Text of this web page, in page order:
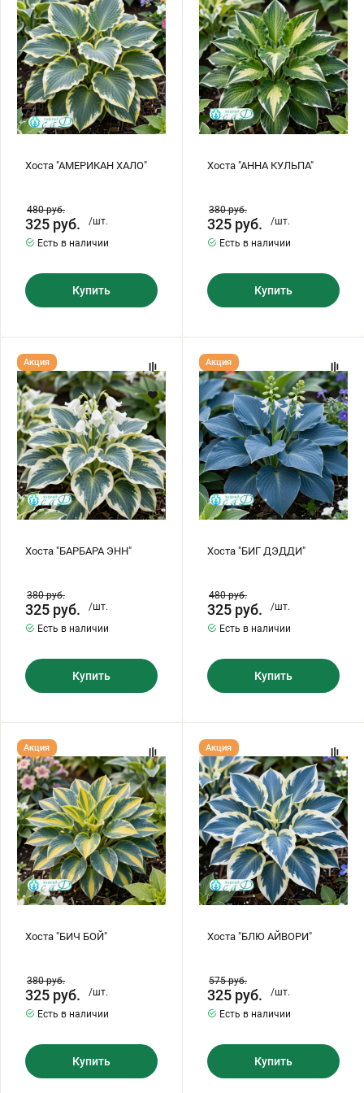
Хризантемы саженцы
Зелень и пряные травы
Хоста "АМЕРИКАН ХАЛО"
480руб.
325 руб.
/шт.
Есть в наличии
Купить
Хоста "АННА КУЛЬПА"
380руб.
325 руб.
/шт.
Есть в наличии
Купить
Хоста
"БАРБАРА
ЭНН"
Хоста "БАРБАРА ЭНН"
Акция
380руб.
325 руб.
/шт.
Есть в наличии
Купить
Хоста
"БИГ
ДЭДДИ"
Хоста "БИГ ДЭДДИ"
Акция
480руб.
325 руб.
/шт.
Есть в наличии
Купить
Хоста
"БИЧ
БОЙ"
Хоста "БИЧ БОЙ"
Акция
380руб.
325 руб.
/шт.
Есть в наличии
Купить
Хоста
"БЛЮ
АЙВОРИ"
Хоста "БЛЮ АЙВОРИ"
Акция
575руб.
325 руб.
/шт.
Есть в наличии
Купить